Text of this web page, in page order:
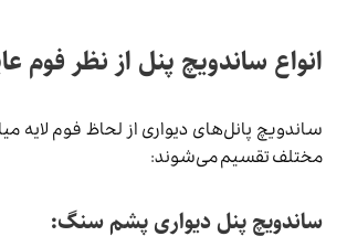
انواع ساندویچ پنل از نظر فوم
ساندویچ پانل‌های دیواری از لحاظ فوم لایه
مختلف تقسیم می‌شوند:
ساندویچ پنل دیواری پشم سنگ: